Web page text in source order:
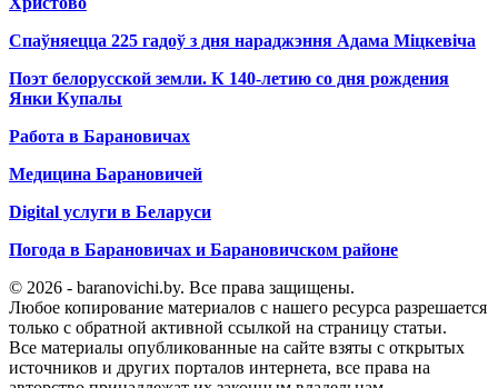
Спаўняецца 225 гадоў з дня нараджэння Адама Міцкевіча
Поэт белорусской земли. К 140-летию со дня рождения
Янки Купалы
Работа в Барановичах
Медицина Барановичей
Digital услуги в Беларуси
Погода в Барановичах и Барановичском районе
© 2026 - baranovichi.by. Все права защищены.
Любое копирование материалов с нашего ресурса разрешается
только с обратной активной ссылкой на страницу статьи.
Все материалы опубликованные на сайте взяты с открытых
источников и других порталов интернета, все права на